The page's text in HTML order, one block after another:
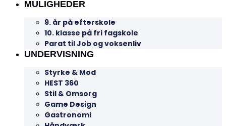
MULIGHEDER
9. år på efterskole
10. klasse på fri fagskole
Parat til Job og voksenliv
UNDERVISNING
Styrke & Mod
HEST 360
Stil & Omsorg
Game Design
Gastronomi